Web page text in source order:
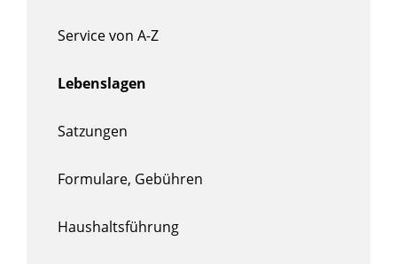
Service von A-Z
Lebenslagen
Satzungen
Formulare, Gebühren
Haushaltsführung